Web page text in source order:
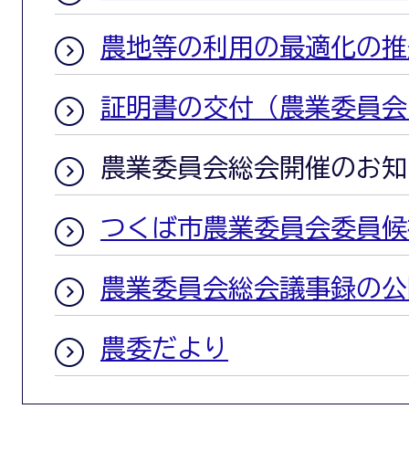
農地等の利用の最適化の
証明書の交付（農業委員
農業委員会総会開催のお
つくば市農業委員会委員
農業委員会総会議事録の
農委だより